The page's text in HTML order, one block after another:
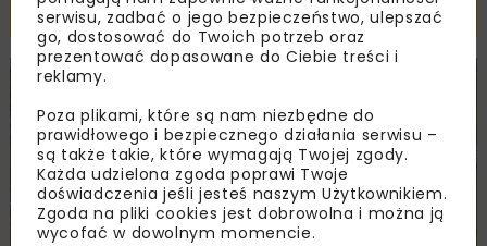
Powiązane artykuły
serwisu, zadbać o jego bezpieczeństwo, ulepszać
go, dostosować do Twoich potrzeb oraz
prezentować dopasowane do Ciebie treści i
reklamy.
Poza plikami, które są nam niezbędne do
prawidłowego i bezpiecznego działania serwisu –
są także takie, które wymagają Twojej zgody.
Każda udzielona zgoda poprawi Twoje
doświadczenia jeśli jesteś naszym Użytkownikiem.
Zgoda na pliki cookies jest dobrowolna i można ją
wycofać w dowolnym momencie.